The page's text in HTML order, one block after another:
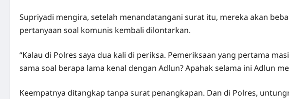
Supriyadi mengira, setelah menandatangani surat itu, mereka akan
pertanyaan soal komunis kembali dilontarkan.
“Kalau di Polres saya dua kali di periksa. Pemeriksaan yang pertama
sama soal berapa lama kenal dengan Adlun? Apahak selama ini Adlun
Keempatnya ditangkap tanpa surat penangkapan. Dan di Polres,